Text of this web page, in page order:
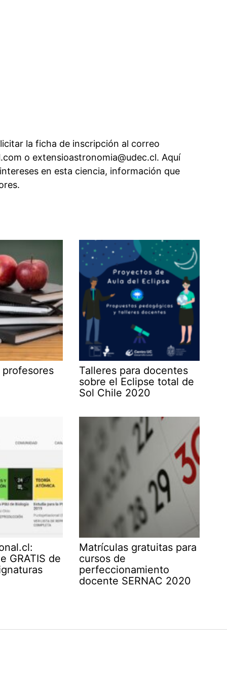
la ficha de inscripción al correo
o extensioastronomia@udec.cl. Aquí
en esta ciencia, información que
profesores
Talleres para docentes
sobre el Eclipse total de
Sol Chile 2020
GRATIS de
Matrículas gratuitas para
cursos de
perfeccionamiento
docente SERNAC 2020